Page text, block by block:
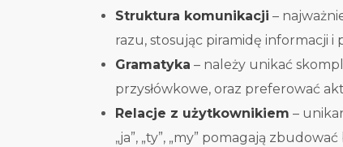
Struktura komunikacji –
razu, stosując piramidę informacji i
Gramatyka – należy unikać
przysłówkowe, oraz preferować
Relacje z użytkownikiem –
„ja”, „ty”, „my” pomagają